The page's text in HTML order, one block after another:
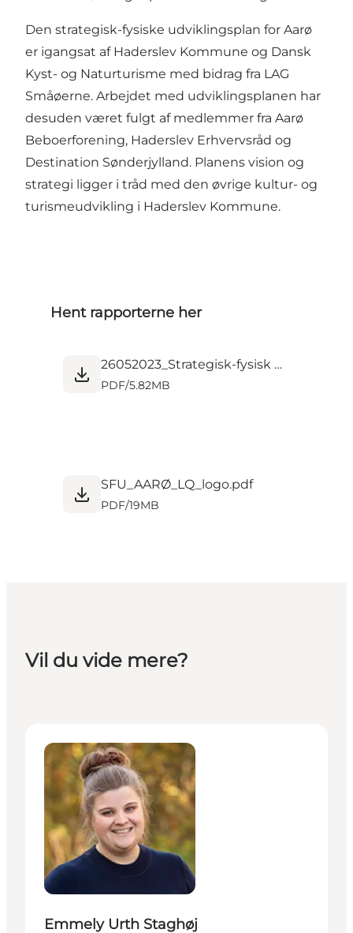
Den strategisk-fysiske udviklingsplan for Aarø
er igangsat af Haderslev Kommune og Dansk
Kyst- og Naturturisme med bidrag fra LAG
Småøerne. Arbejdet med udviklingsplanen har
desuden været fulgt af medlemmer fra Aarø
Beboerforening, Haderslev Erhvervsråd og
Destination Sønderjylland. Planens vision og
strategi ligger i tråd med den øvrige kultur- og
turismeudvikling i Haderslev Kommune.
Hent rapporterne her
26052023_Strategisk-fysisk udviklingsplan for Endelave_FINAL_Logo.pdf
PDF/5.82MB
SFU_AARØ_LQ_logo.pdf
PDF/19MB
Vil du vide mere?
Emmely Urth Staghøj